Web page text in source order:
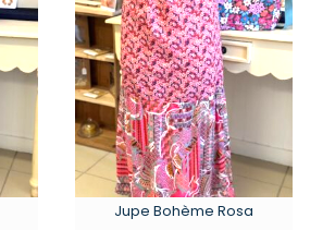
Jupe Bohème Rosa